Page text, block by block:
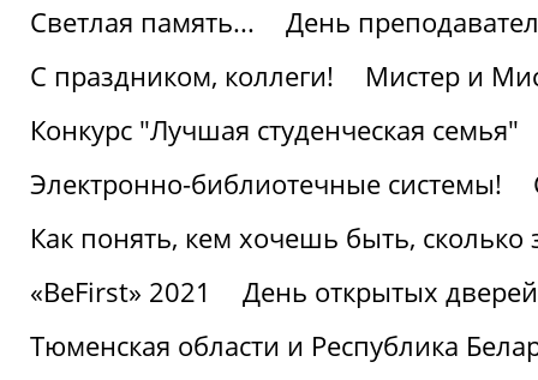
Светлая память...
День
С праздником, коллеги!
Мистер и
Конкурс "Лучшая студенческая семья"
Электронно-библиотечные системы!
Как понять, кем хочешь быть, сколько
«BeFirst» 2021
День открытых
Тюменская области и Республика